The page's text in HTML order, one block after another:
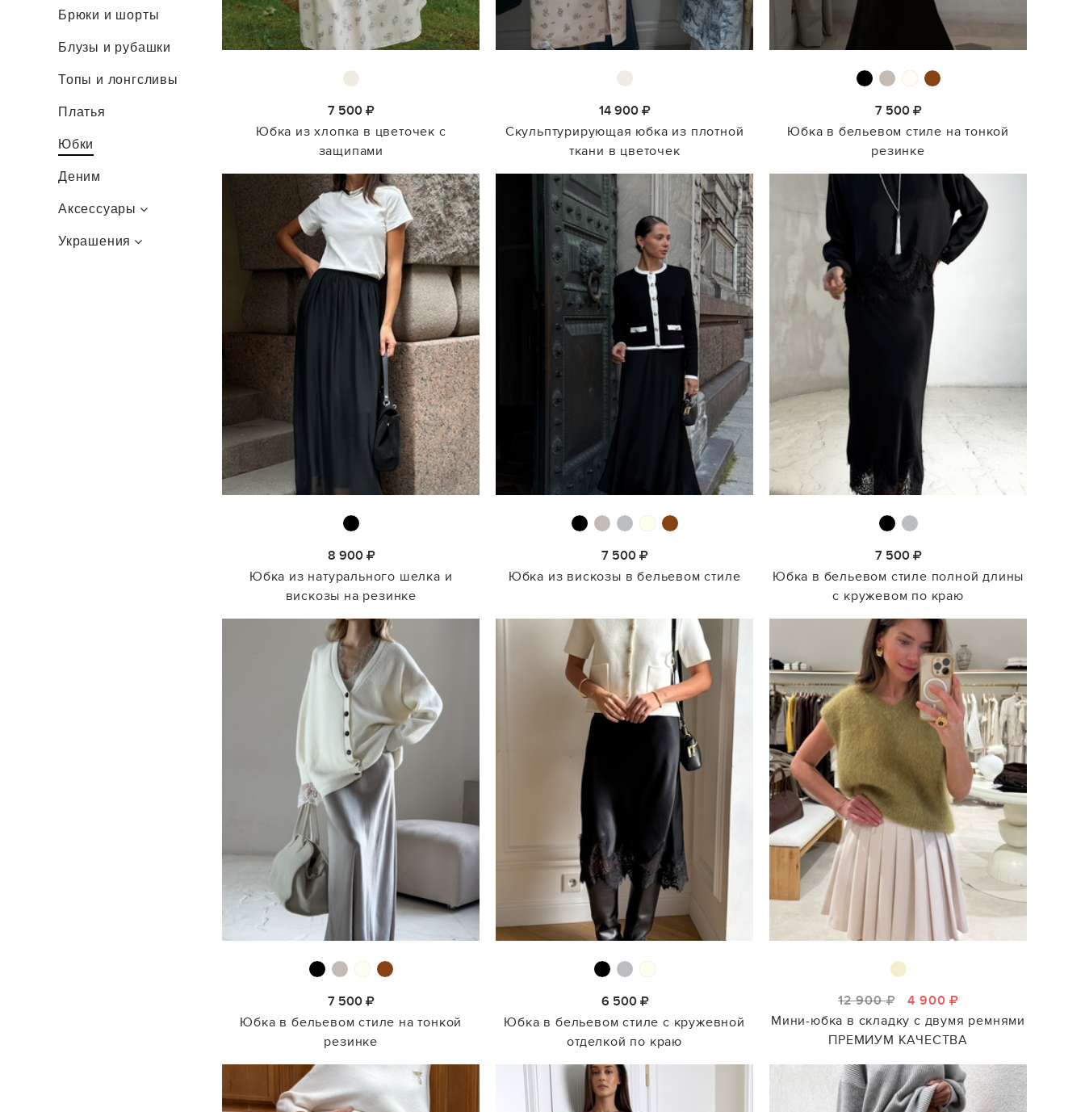
Брюки и шорты
Блузы и рубашки
Топы и лонгсливы
Платья
Юбки
Деним
Аксессуары
Сумки
Украшения
7 500
Юбка из хлопка в цветочек с
защипами
14 900
Скульптурирующая юбка из плотной
ткани в цветочек
7 500
Юбка в бельевом стиле на тонкой
резинке
8 900
Юбка из натурального шелка и
вискозы на резинке
7 500
Юбка из вискозы в бельевом стиле
7 500
Юбка в бельевом стиле полной длины
с кружевом по краю
7 500
Юбка в бельевом стиле на тонкой
резинке
6 500
Юбка в бельевом стиле с кружевной
отделкой по краю
12 900
4 900
Мини-юбка в складку с двумя ремнями
ПРЕМИУМ КАЧЕСТВА